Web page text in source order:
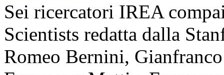
Sei ricercatori IREA
Scientists redatta dalla
Romeo Bernini,